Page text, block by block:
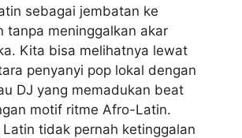
sebagai jembatan ke
tanpa meninggalkan akar
Kita bisa melihatnya lewat
penyanyi pop lokal dengan
DJ yang memadukan beat
motif ritme Afro-Latin.
tidak pernah ketinggalan